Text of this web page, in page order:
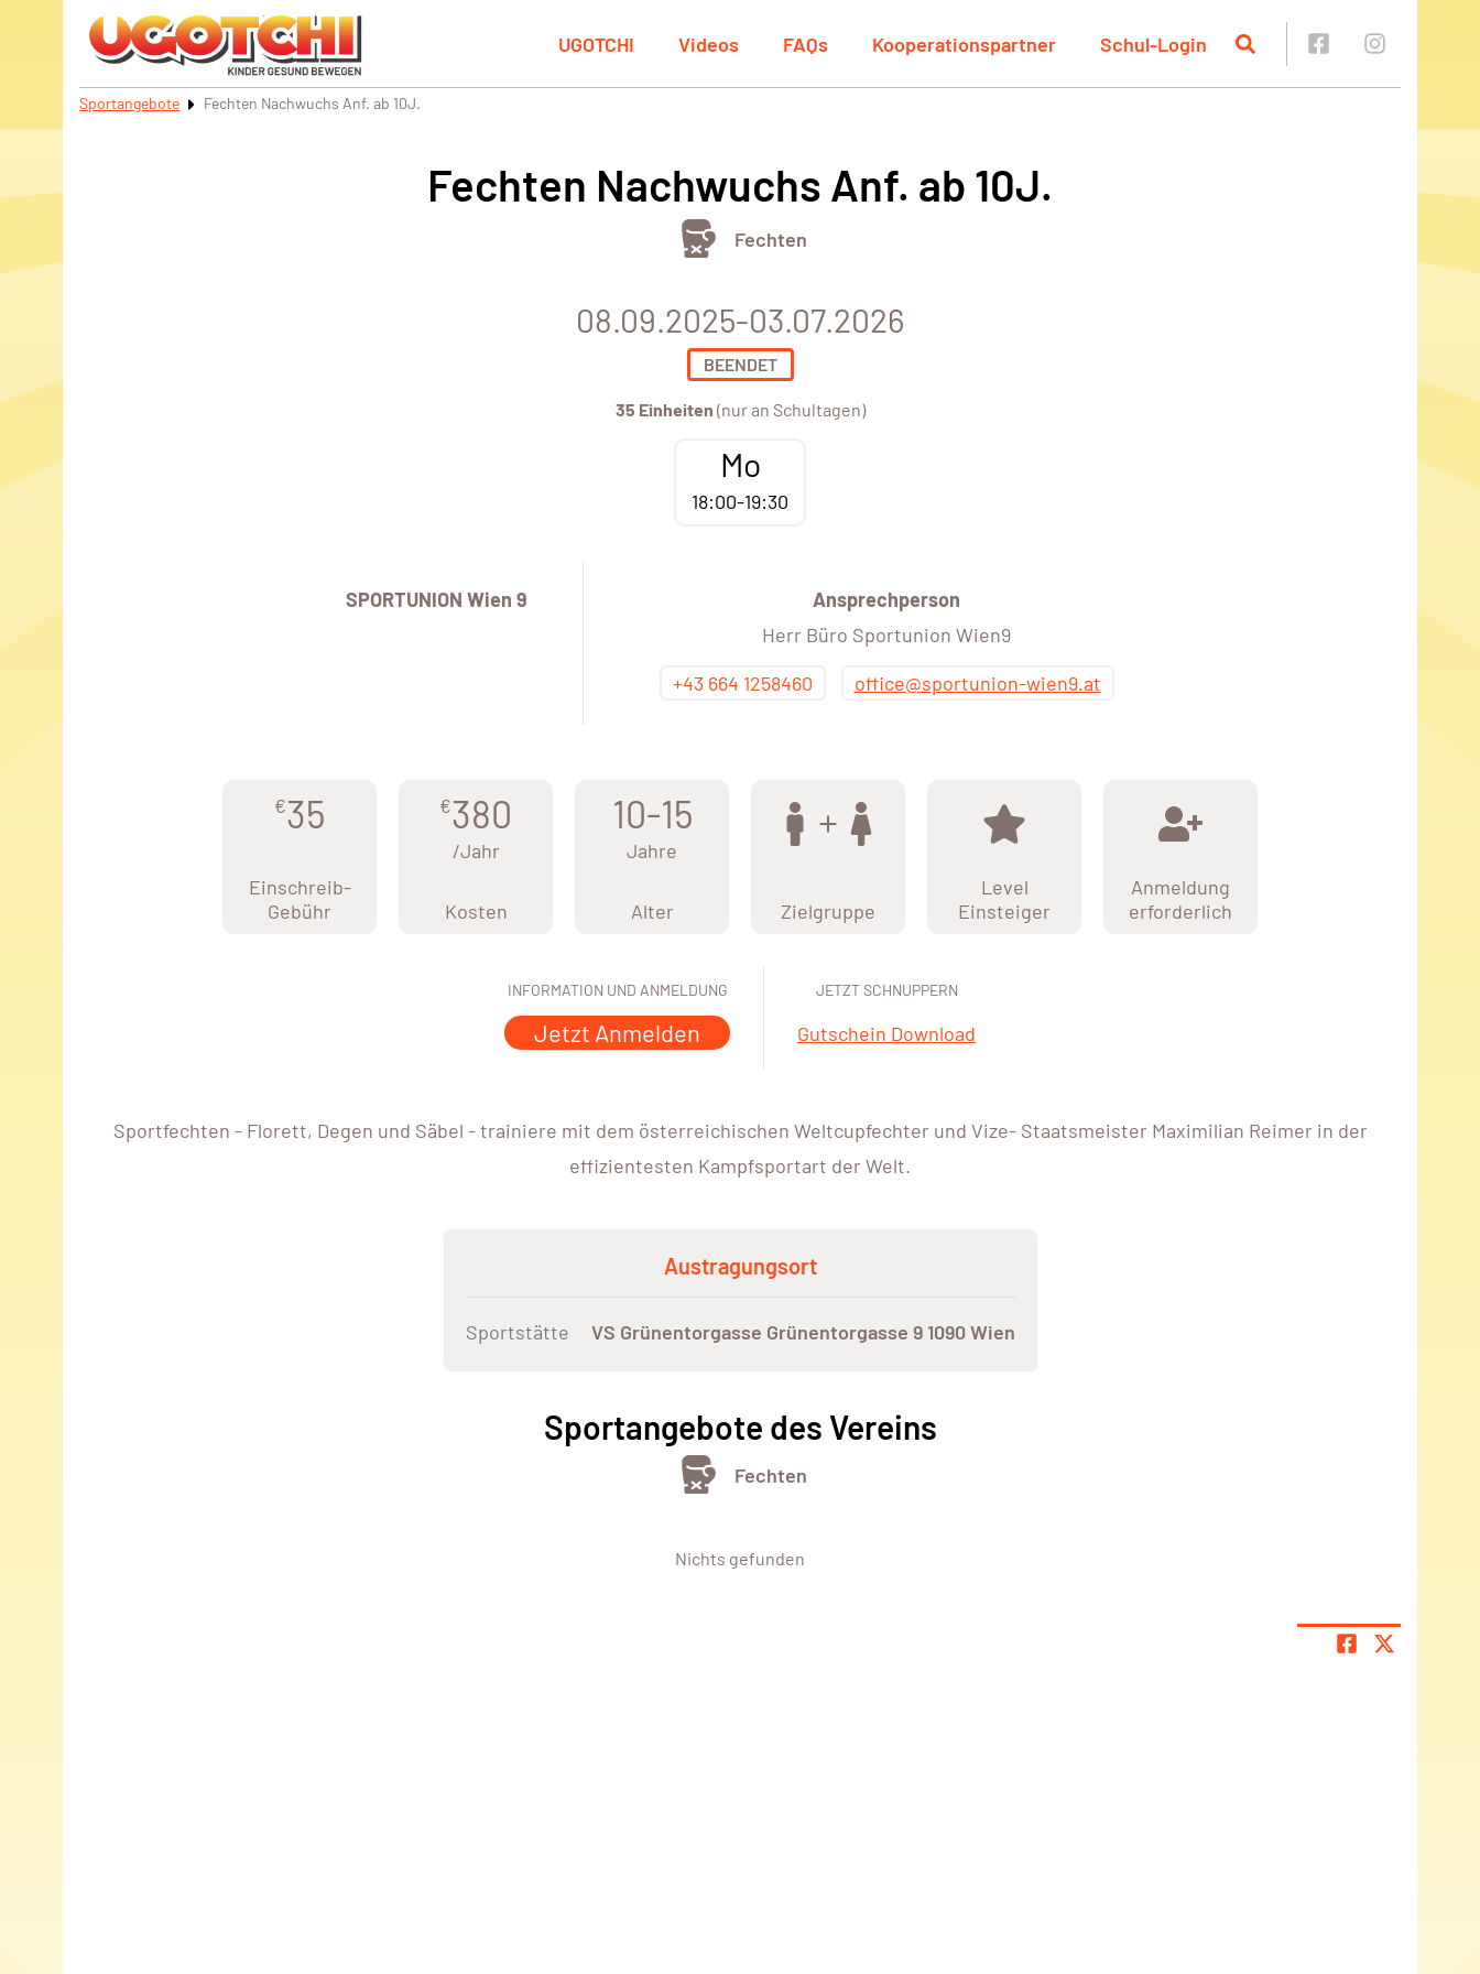
UGOTCHI Videos FAQs Kooperationspartner Schul-Login
Sportangebote Fechten Nachwuchs Anf. ab 10J.
Fechten Nachwuchs Anf. ab 10J.
Fechten
08.09.2025-03.07.2026
BEENDET
35 Einheiten (nur an Schultagen)
Mo
18:00-19:30
SPORTUNION Wien 9
Ansprechperson
Herr Büro Sportunion Wien9
+43 664 1258460
office@sportunion-wien9.at
€35
Einschreib-
Gebühr
€380
/Jahr
Kosten
10-15
Jahre
Alter Zielgruppe
Level
Einsteiger
Anmeldung
erforderlich
INFORMATION UND ANMELDUNG
Jetzt Anmelden
JETZT SCHNUPPERN
Gutschein Download
Sportfechten - Florett, Degen und Säbel - trainiere mit dem österreichischen Weltcupfechter und Vize- Staatsmeister Maximilian Reimer in der
effizientesten Kampfsportart der Welt.
Austragungsort
Sportstätte VS Grünentorgasse Grünentorgasse 9 1090 Wien
Sportangebote des Vereins
Fechten
Nichts gefunden